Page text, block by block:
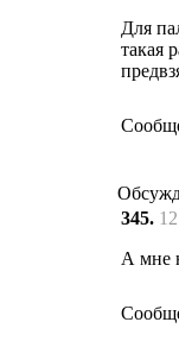
Для
такая
345.
А мне